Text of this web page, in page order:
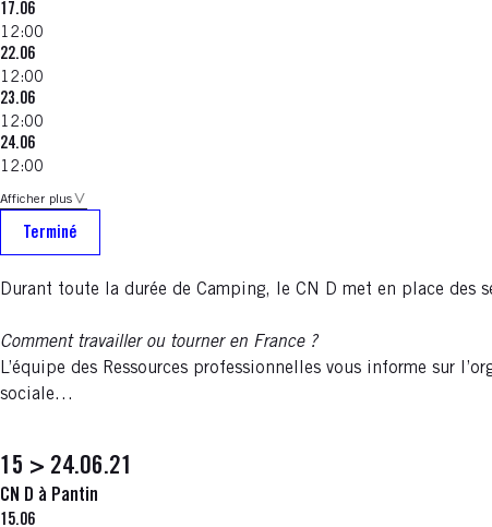
17.06
12:00
22.06
12:00
23.06
12:00
24.06
12:00
Afficher plus
Terminé
Durant toute la durée de Camping, le CN D met en place des
Comment travailler ou tourner en France ?
L’équipe des Ressources professionnelles vous informe sur
sociale…
15 > 24.06.21
CN D à Pantin
15.06